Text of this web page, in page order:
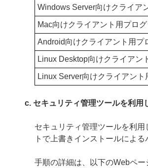
Windows Server向けクライア
Mac向けクライアント用プログ
Android向けクライアント用プ
Linux Desktop向けクライアン
Linux Server向けクライアント
c. セキュリティ管理ツールを利用
セキュリティ管理ツールを利
トで上書きインストールによ
手順の詳細は、以下のWebペ